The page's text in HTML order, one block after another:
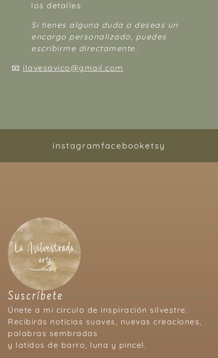
los detalles
Si tienes alguna duda o deseas un
encargo personalizado, puedes
escribirme directamente.
📧 ilavesavico@gmail.com
instagramfacebooketsy
Suscríbete
Únete a mi círculo de inspiración silvestre.
Recibirás noticias suaves, nuevas creaciones,
palabras sembradas
y latidos de barro, luna y pincel.